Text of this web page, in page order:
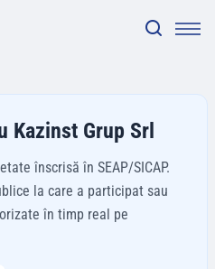
Kazinst Grup Srl
înscrisă în SEAP/SICAP.
la care a participat sau
în timp real pe